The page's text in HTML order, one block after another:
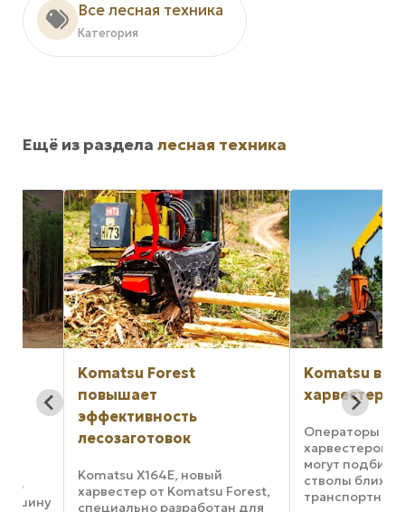
Все лесная техника
Категория
Ещё из раздела лесная техника
Komatsu Forest
повышает
эффективность
лесозаготовок
Komatsu X164E, новый
харвестер от Komatsu Forest,
специально разработан для
Komatsu
харвестеры XT-5
Операторы
харвестеров
могут подбирать
стволы ближе к
транспортному